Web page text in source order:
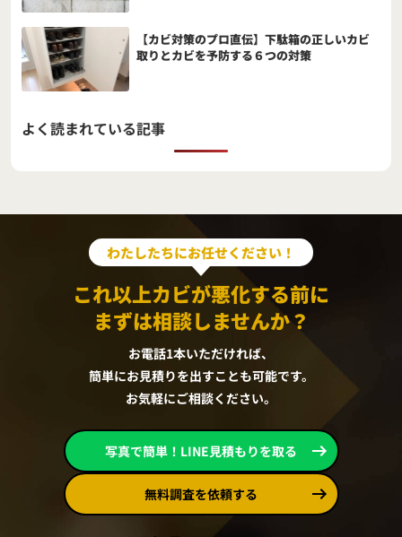
【カビ対策のプロ直伝】下駄箱の正しいカビ
取りとカビを予防する６つの対策
よく読まれている記事
わたしたちにお任せください！
これ以上カビが悪化する前に
まずは相談しませんか？
お電話1本いただければ、
簡単にお見積りを出すことも可能です。
お気軽にご相談ください。
写真で簡単！LINE見積もりを取る
無料調査を依頼する